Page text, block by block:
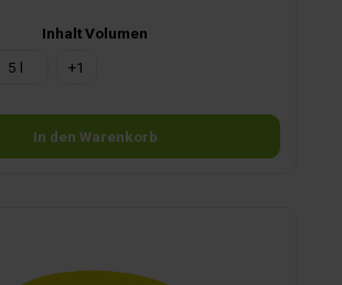
Inhalt Volumen
5 l +1
In den Warenkorb